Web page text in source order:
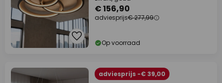
€ 156,90
adviesprijs€ 277,99
Op voorraad
adviesprijs -€ 39,00